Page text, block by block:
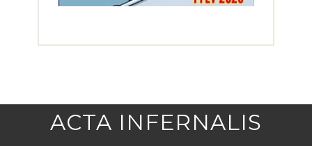
ACTA INFERNALIS